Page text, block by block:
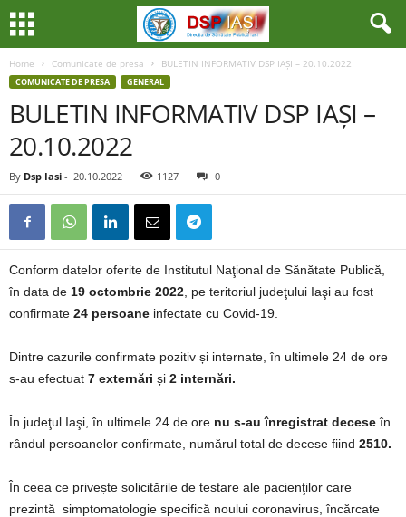
Home Comunicate de presa BULETIN INFORMATIV DSP IAȘI – 20.10.2022
COMUNICATE DE PRESA GENERAL
BULETIN INFORMATIV DSP IAȘI –
20.10.2022
By Dsp Iasi - 20.10.2022 1127 0
Conform datelor oferite de Institutul Naţional de Sănătate Publică,
în data de 19 octombrie 2022 , pe teritoriul judeţului Iaşi au fost
confirmate 24 persoane infectate cu Covid-19.
Dintre cazurile confirmate pozitiv și internate, în ultimele 24 de ore
s-au efectuat 7 externări și 2 internări.
În judeţul Iaşi, în ultimele 24 de ore nu s-au înregistrat decese în
rândul persoanelor confirmate, numărul total de decese fiind 2510.
În ceea ce privește solicitările de testare ale pacienţilor care
prezintă simptomatologie specifică noului coronavirus, încărcate